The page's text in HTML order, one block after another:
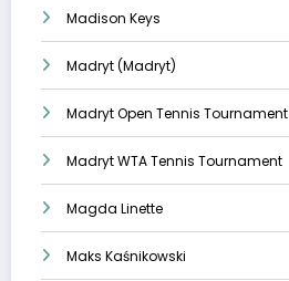
Madison Keys
Madryt (Madryt)
Madryt Open Tennis Tournament
Madryt WTA Tennis Tournament
Magda Linette
Maks Kaśnikowski